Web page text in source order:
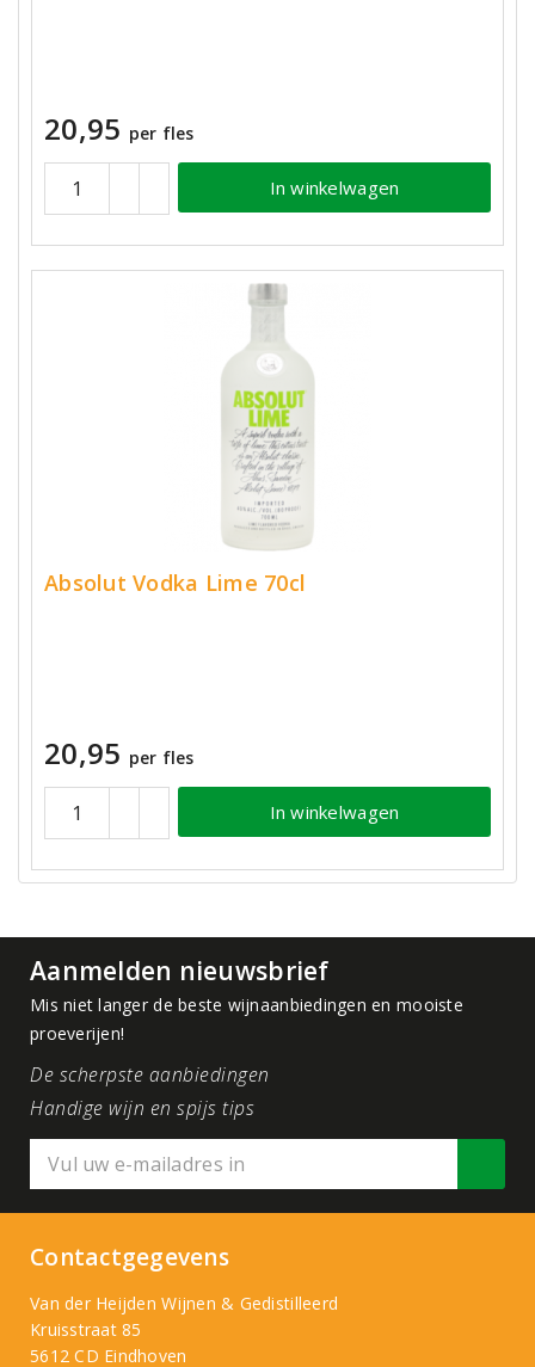
20,95 per fles
In winkelwagen
Absolut Vodka Lime 70cl
20,95 per fles
In winkelwagen
Aanmelden nieuwsbrief
Mis niet langer de beste wijnaanbiedingen en mooiste
proeverijen!
De scherpste aanbiedingen
Handige wijn en spijs tips
Contactgegevens
Van der Heijden Wijnen & Gedistilleerd
Kruisstraat 85
5612 CD Eindhoven